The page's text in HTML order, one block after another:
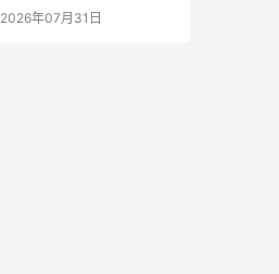
2026年07月31日